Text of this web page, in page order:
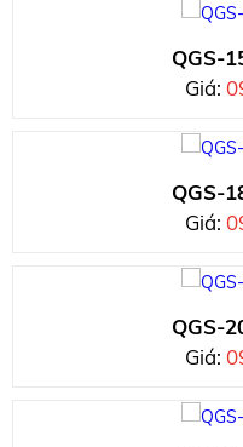
QGS-
Giá:
QGS-
Giá:
QGS-
Giá: